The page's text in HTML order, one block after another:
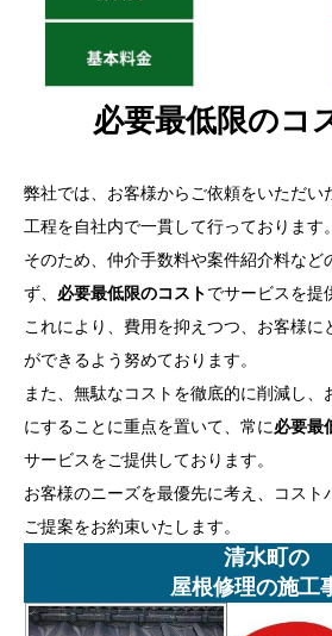
必要最低限のコ
弊社では、お客様からご依頼をいただい
工程を自社内で一貫して行っております。
そのため、仲介手数料や案件紹介料など
ず、 必要最低限のコストでサービスを提
これにより、費用を抑えつつ、お客様に
ができるよう努めております。
また、無駄なコストを徹底的に削減し、
にすることに重点を置いて、常に必要最
サービスをご提供しております。
お客様のニーズを最優先に考え、コスト
ご提案をお約束いたします。
清水町の
屋根修理の施工